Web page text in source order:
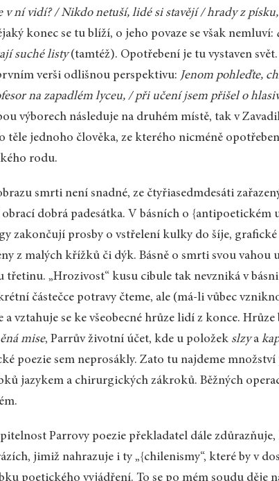
v ní vidí? / Nikdo netuší, lidé si stavějí / hrady z
konec se tu blíží, o jeho povaze se však nemluví:
suché listy(tamtéž). Opotřebení je tu vystaven
verši odlišnou perspektivu: Jenom pohleďte,
na zapadlém lyceu, / při učení jsem přišel o
výborech následuje na druhém místě, tak v
těle jednoho člověka, ze kterého nicméně
rodu.
smrti není snadné, ze čtyřiasedmdesáti
dobrá padesátka. V básních o {antipoetickém
zakončují prosby o vstřelení kulky do šíje, grafické
z malých křížků či dýk. Básně o smrti svou vahou
„Hrozivost“ kusu cibule tak nevzniká v básni
částečce potravy čteme, ale (má-li vůbec
vztahuje se ke všeobecné hrůze lidí z konce. Hrůze
mise, Parrův životní účet, kde u položek slzya
poezie sem neprosákly. Zato tu najdeme
jazykem a chirurgických zákroků. Běžných
Parrovy poezie překladatel dále zdůrazňuje,
jimiž nahrazuje i ty „{chilenismy“, které by v
poetického vyjádření. To se po mém soudu děje